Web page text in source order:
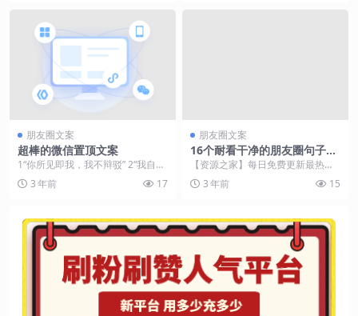
朋友圈文案
超棒的微信置顶文案
1“你所见即我，我不辩驳” 2“我自
渡” 3“风乍起，合当奋意向人生”
4“过往...
3 年前 17
朋友圈文案
16个耐看干净的朋友圈句子文
案，保持人间清醒
【资源之家】每日免费更新最热门
的副业项目资源 花不是为花店而
开，人有各自的月亮。...
3 年前 15